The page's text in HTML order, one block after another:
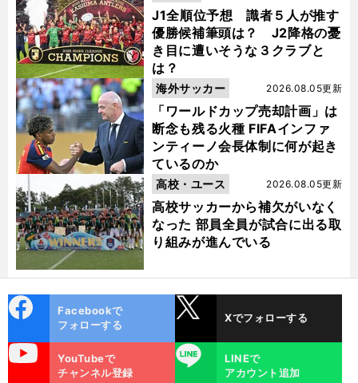
J1全順位予想 識者５人が推す
優勝候補筆頭は？ J2降格の憂
き目に遭いそうな３クラブと
は？
「ワールドカップ売却計画」は
断念も残る火種 FIFAインファ
ンティーノ会長体制に何が起き
ているのか
2026.08.05更新
海外サッカー
高校サッカーから補欠がいなく
なった 部員全員が試合に出る取
り組みが進んでいる
2026.08.05更新
高校・ユース
ok
Facebookで
フォローする
Xでフォローする
YouTubeで
チャンネル登録
LINE
LINEで
アカウント追加